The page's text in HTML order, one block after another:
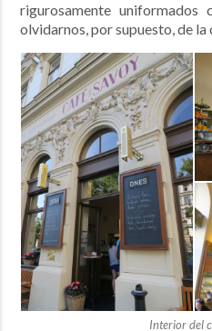
rigurosamente
olvidarnos, por supuesto, de la
Interior del